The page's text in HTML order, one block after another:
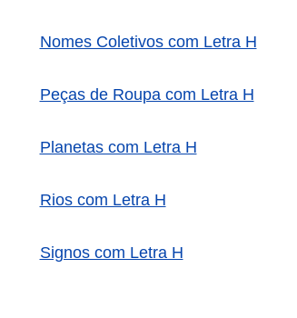
Nomes Coletivos com Letra H
Peças de Roupa com Letra H
Planetas com Letra H
Rios com Letra H
Signos com Letra H